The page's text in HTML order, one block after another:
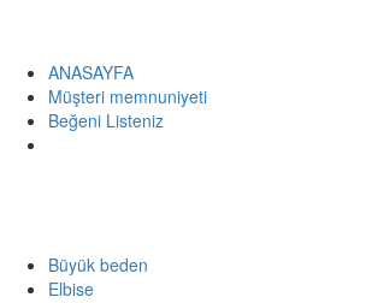
ANASAYFA
Müşteri memnuniyeti
Beğeni Listeniz
Büyük beden
Elbise